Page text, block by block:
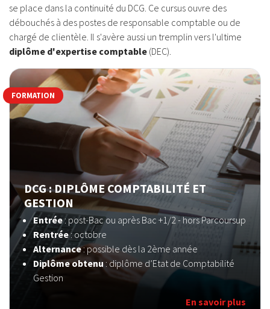
se place dans la continuité du DCG. Ce cursus ouvre des
débouchés à des postes de responsable comptable ou de
chargé de clientèle. Il s'avère aussi un tremplin vers l'ultime
diplôme d'expertise comptable (DEC).
DCG : DIPLÔME COMPTABILITÉ ET
GESTION
Entrée:post-Bac ou après Bac +1/2 - hors Parcoursup
Rentrée: octobre
Alternance: possible dès la 2ème année
Diplôme obtenu : diplôme d’Etat de Comptabilité
Gestion
En savoir plus
FORMATION